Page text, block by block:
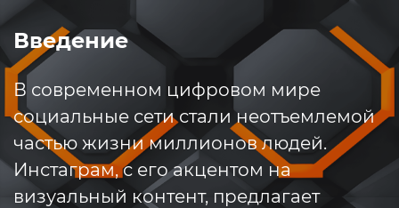
Введение
В современном цифровом мире
социальные сети стали неотъемлемой
частью жизни миллионов людей.
Инстаграм, с его акцентом на
визуальный контент, предлагает